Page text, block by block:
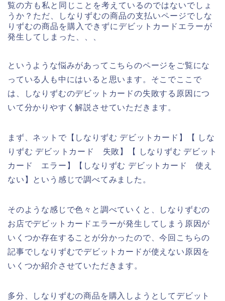
覧の方も私と同じことを考えているのではないでしょ
うか？ただ、しなりずむの商品の支払いページでしな
りずむの商品を購入できずにデビットカードエラーが
発生してしまった、、、
というような悩みがあってこちらのページをご覧にな
っている人も中にはいると思います。そこでここで
は、しなりずむのデビットカードの失敗する原因につ
いて分かりやすく解説させていただきます。
まず、ネットで【しなりずむ デビットカード】【 しな
りずむ デビットカード 失敗】【 しなりずむ デビット
カード エラー】【しなりずむ デビットカード 使え
ない】という感じで調べてみました。
そのような感じで色々と調べていくと、しなりずむの
お店でデビットカードエラーが発生してしまう原因が
いくつか存在することが分かったので、今回こちらの
記事でしなりずむでデビットカードが使えない原因を
いくつか紹介させていただきます。
多分、しなりずむの商品を購入しようとしてデビット